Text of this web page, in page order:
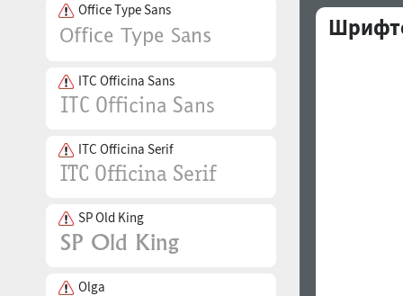
Office Type Sans
ITC Officina Sans
ITC Officina Serif
SP Old King
Olga